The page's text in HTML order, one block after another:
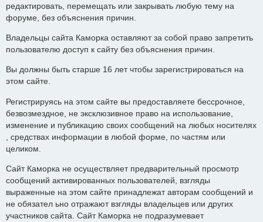
редактировать, перемещать или закрывать любую тему на
форуме, без объяснения причин.
Владельцы сайта Каморка оставляют за собой право запретить
пользователю доступ к сайту без объяснения причин.
Вы должны быть старше 16 лет чтобы зарегистрироваться на
этом сайте.
Регистрируясь на этом сайте вы предоставляете бессрочное,
безвозмездное, не эксклюзивное право на использование,
изменение и публикацию своих сообщений на любых носителях
, средствах информации в любой форме, по частям или
целиком.
Сайт Каморка не осуществляет предварительный просмотр
сообщений активированных пользователей, взгляды
выраженные на этом сайте принадлежат авторам сообщений и
не обязател ьно отражают взгляды владельцев или других
участников сайта. Сайт Каморка не подразумевает